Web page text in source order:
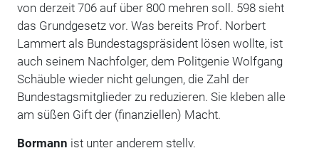
von derzeit 706 auf über 800 mehren soll. 598 sieht
das Grundgesetz vor. Was bereits Prof. Norbert
Lammert als Bundestagspräsident lösen wollte, ist
auch seinem Nachfolger, dem Politgenie Wolfgang
Schäuble wieder nicht gelungen, die Zahl der
Bundestagsmitglieder zu reduzieren. Sie kleben alle
am süßen Gift der (finanziellen) Macht.
Bormann ist unter anderem stellv.